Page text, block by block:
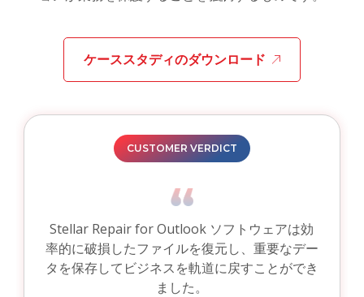
ケーススタディのダウンロード
CUSTOMER VERDICT
Stellar Repair for Outlook ソフトウェアは効
率的に破損したファイルを復元し、重要なデー
タを保存してビジネスを軌道に戻すことができ
ました。